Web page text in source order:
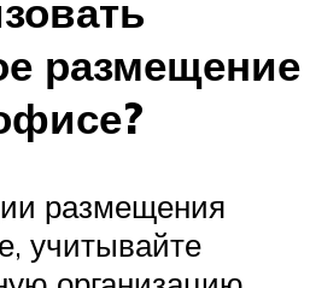
размещение
размещения
учитывайте